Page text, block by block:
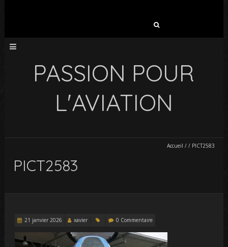
PASSION POUR
L'AVIATION
Accueil / / PICT2583
PICT2583
21 janvier 2026 xavier 0 Commentaire